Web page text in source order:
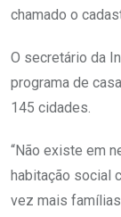
chamado o
O secretário da
programa de
145 cidades.
“Não existe em
habitação social
vez mais